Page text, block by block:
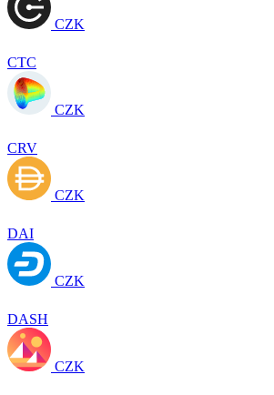
CZK
CTC
CZK
CRV
CZK
DAI
CZK
DASH
CZK